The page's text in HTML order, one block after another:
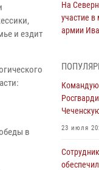
и ездит
в
На
участие в
армии
При
05
оказал
23 июля